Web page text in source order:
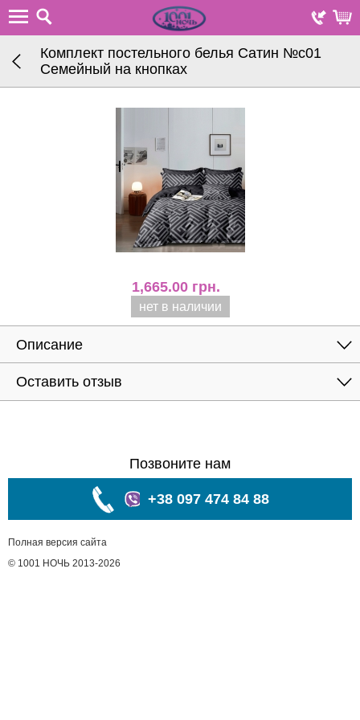
Комплект постельного белья Сатин №с01
Семейный на кнопках
1,665.00 грн.
нет в наличии
Описание
Оставить отзыв
Позвоните нам
+38 097 474 84 88
Полная версия сайта
© 1001 НОЧЬ 2013-2026